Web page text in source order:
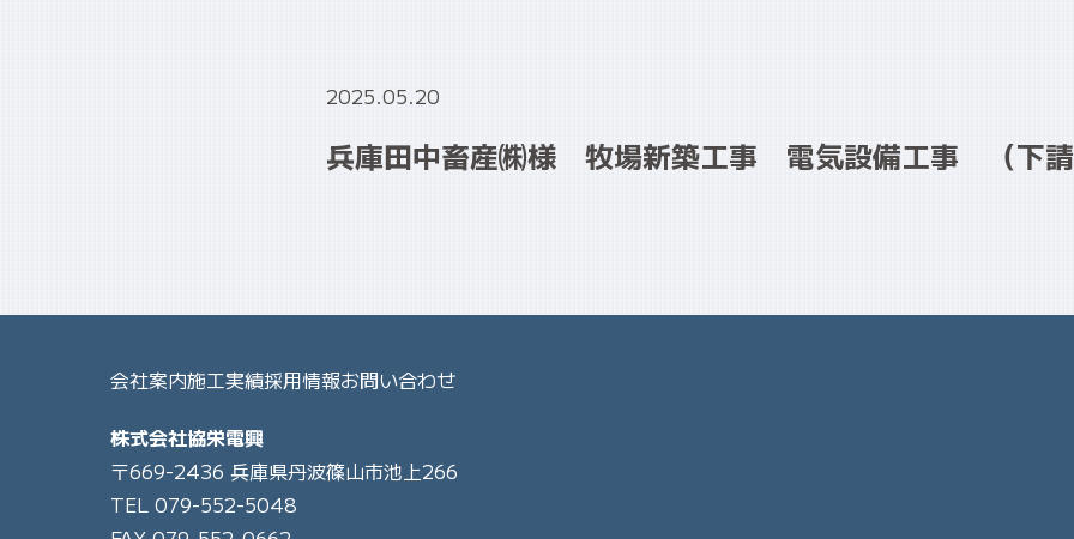
2025.05.20
兵庫田中畜産㈱様 牧場新築工事 電気設備工事 （下
会社案内施工実績採用情報お問い合わせ
株式会社協栄電興
〒669-2436 兵庫県丹波篠山市池上266
TEL 079-552-5048